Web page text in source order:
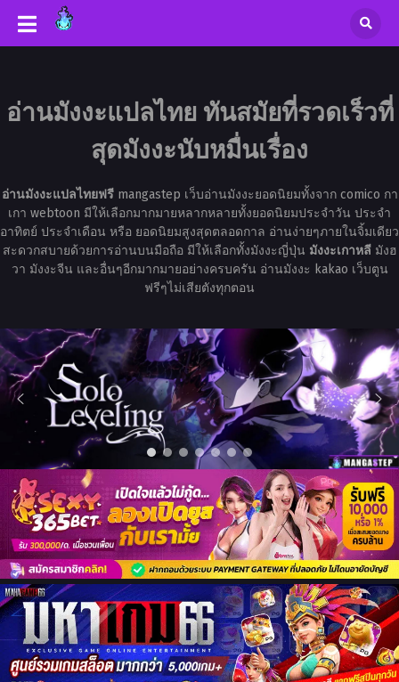
อ่านมังงะแปลไทย ทันสมัยที่รวดเร็วที่
สุดมังงะนับหมื่นเรื่อง
อ่านมังงะแปลไทยฟรีmangastep เว็บอ่านมังงะยอดนิยมทั้งจาก comico กา
เกา webtoon มีให้เลือกมากมายหลากหลายทั้งยอดนิยมประจำวัน ประจำ
อาทิตย์ ประจำเดือน หรือ ยอดนิยมสูงสุดตลอดกาล อ่านง่ายๆภายในจิ้มเดียว
สะดวกสบายด้วยการอ่านบนมือถือ มีให้เลือกทั้งมังงะญี่ปุ่น มังงะเกาหลีมังฮ
วา มังงะจีน และอื่นๆอีกมากมายอย่างครบครัน อ่านมังงะ kakao เว็บตูน
ฟรีๆไม่เสียตังทุกตอน